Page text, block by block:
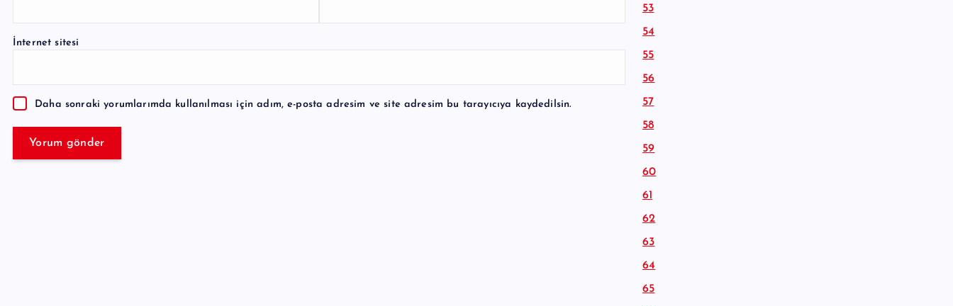
İnternet sitesi
Daha sonraki yorumlarımda kullanılması için adım, e-posta adresim ve site adresim bu tarayıcıya kaydedilsin.
t
n
a
53
54
55
56
57
58
59
60
61
62
63
64
65